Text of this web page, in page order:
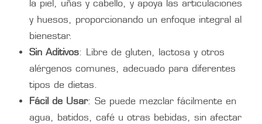
la piel, uñas y cabello, y apoya las articulaciones
y huesos, proporcionando un enfoque integral al
bienestar.
Sin Aditivos: Libre de gluten, lactosa y otros
alérgenos comunes, adecuado para diferentes
tipos de dietas.
Fácil de Usar: Se puede mezclar fácilmente en
agua, batidos, café u otras bebidas, sin afectar